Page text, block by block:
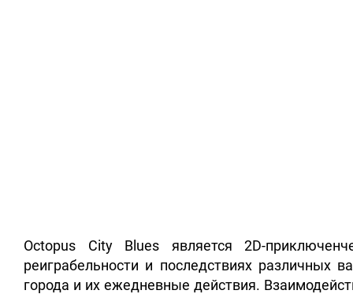
Octopus City Blues является 2D-
реиграбельности и последствиях различных
города и их ежедневные действия.